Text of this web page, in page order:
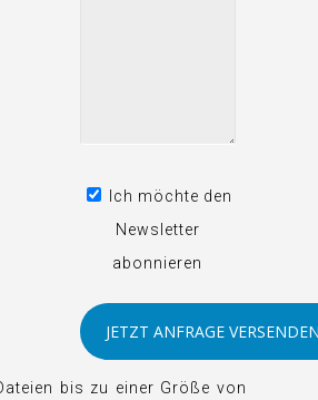
Ich möchte den
Newsletter
abonnieren
bis zu einer Größe von